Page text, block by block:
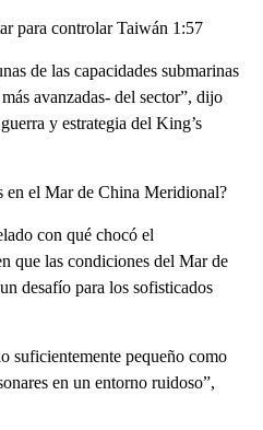
para controlar Taiwán 1:57
de las capacidades submarinas
avanzadas- del sector”, dijo
y estrategia del King’s
en el Mar de China Meridional?
con qué chocó el
que las condiciones del Mar de
desafío para los sofisticados
suficientemente pequeño como
en un entorno ruidoso”,